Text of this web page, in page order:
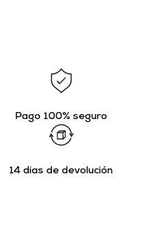
Pago 100% seguro
14 días de devolución